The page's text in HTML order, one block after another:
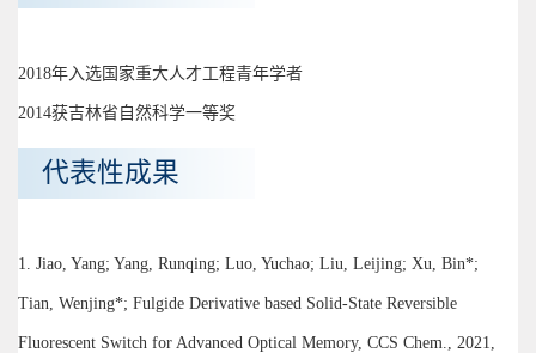
2018年入选国家重大人才工程青年学者
2014获吉林省自然科学一等奖
代表性成果
1. Jiao, Yang; Yang, Runqing; Luo, Yuchao; Liu, Leijing; Xu, Bin*;
Tian, Wenjing*; Fulgide Derivative based Solid-State Reversible
Fluorescent Switch for Advanced Optical Memory, CCS Chem., 2021,